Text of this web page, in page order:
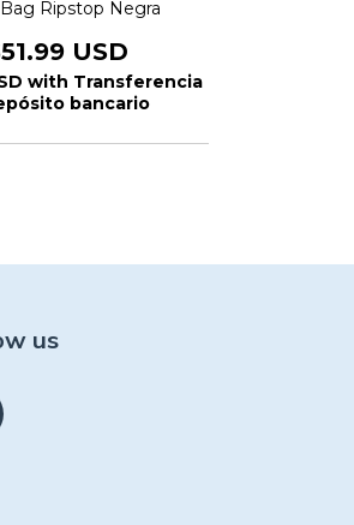
Ripstop Negra
USD
with Transferencia
bancario
us